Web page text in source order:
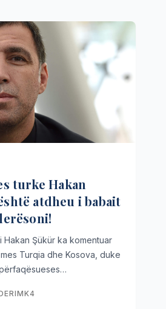
turke Hakan
atdheu i babait
Hakan Şükür ka komentuar
Turqia dhe Kosova, duke